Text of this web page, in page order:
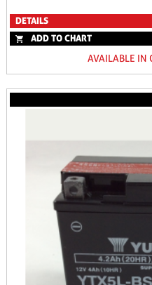
DETAILS
ADD TO CHART
AVAILABLE IN